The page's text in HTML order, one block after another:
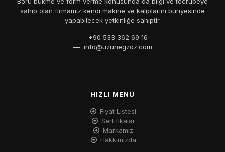
sahip olan firmamız kendi makine ve kalıplarını bünyesinde
yapabilecek yetkinliğe sahiptir.
— +90 533 362 69 16
— info@uzunegzoz.com
HIZLI MENÜ
Fiyat Listesi
Sertifikalar
Markamız
Hakkımızda